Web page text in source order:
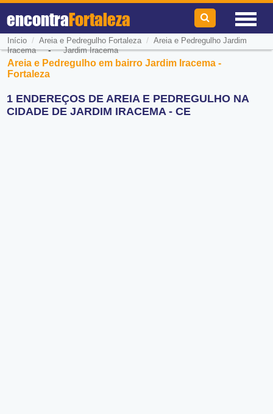
encontraFortaleza
Início / Areia e Pedregulho Fortaleza/ Areia e Pedregulho Jardim
Iracema-Jardim Iracema
Areia e Pedregulho em bairro Jardim Iracema -
Fortaleza
1 ENDEREÇOS DE AREIA E PEDREGULHO NA
CIDADE DE JARDIM IRACEMA - CE